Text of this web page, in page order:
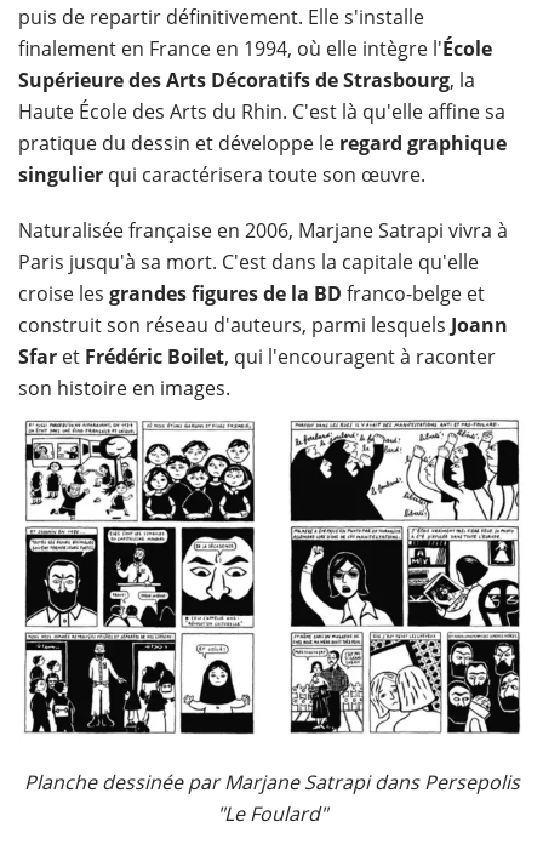
puis de repartir définitivement. Elle s'installe
finalement en France en 1994, où elle intègre l'École
Supérieure des Arts Décoratifs de Strasbourg, la
Haute École des Arts du Rhin. C'est là qu'elle affine sa
pratique du dessin et développe le regard graphique
singulier qui caractérisera toute son œuvre.
Naturalisée française en 2006, Marjane Satrapi vivra à
Paris jusqu'à sa mort. C'est dans la capitale qu'elle
croise les grandes figures de la BD franco-belge et
construit son réseau d'auteurs, parmi lesquels Joann
Sfar et Frédéric Boilet, qui l'encouragent à raconter
son histoire en images.
Planche dessinée par Marjane Satrapi dans Persepolis
"Le Foulard"